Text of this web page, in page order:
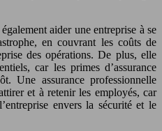
aider une entreprise à se
en couvrant les coûts de
des opérations. De plus, elle
car les primes d’assurance
Une assurance professionnelle
et à retenir les employés, car
envers la sécurité et le